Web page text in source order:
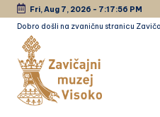
Skip
content
Fri, Aug 7, 2026 - 7:17:56 PM
Dobro došli na zvaničnu stranicu